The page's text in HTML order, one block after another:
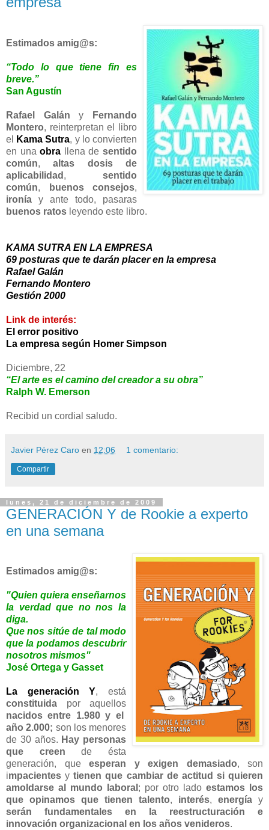
Estimados amig@s:
“Todo lo que tiene fin es
breve.”
San Agustín
Rafael Galán y
Fernando
Montero, reinterpretan el libro
el
Kama Sutra, y lo convierten
en unaobra llena desentido
común,altas dosis de
aplicabilidad , sentido
común, buenos consejos,
ironía y ante todo, pasaras
buenos ratos leyendo este libro.
KAMA SUTRA EN LA EMPRESA
69 posturas que te darán placer en la empresa
Rafael Galán
Fernando Montero
Gestión 2000
Link de interés:
El error positivo
La empresa según Homer Simpson
Diciembre, 22
“El arte es el camino del creador a su obra”
Ralph W. Emerson
Recibid un cordial saludo.
Javier Pérez Caro en 12:06 1 comentario:
Compartir
lunes, 21 de diciembre de 2009
GENERACIÓN Y de Rookie a experto
en una semana
Estimados amig@s:
"Quien quiera enseñarnos
la verdad que no nos la
diga.
Que nos sitúe de tal modo
que la podamos descubrir
nosotros mismos"
José Ortega y Gasset
La generación Y, está
constituida por aquellos
nacidos entre 1.980 y el
año 2.000; son los menores
de 30 años. Hay personas
que creen de ésta
generación, que esperan y exigen demasiado, son
impacientes ytienen que cambiar de actitud si quieren
amoldarse al mundo laboral ; por otro lado estamos los
que opinamos que tienen talento, interés, energía y
serán fundamentales en la reestructuración e
innovación organizacional en los años venideros.